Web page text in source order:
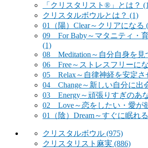
「クリスタリスト®」とは？
クリスタルボウルとは？ (1)
01（陽）Clear～クリアになる
09 For Baby～マタニティ・
(1)
08 Meditation～自分自身を見
06 Free～ストレスフリーに
05 Relax～自律神経を安定さ
04 Change～新しい自分に出
03 Energy～頑張りすぎのあ
02 Love～恋をしたい・愛が
01（陰）Dream～すぐに眠れる
クリスタルボウル (975)
クリスタリスト麻実 (886)